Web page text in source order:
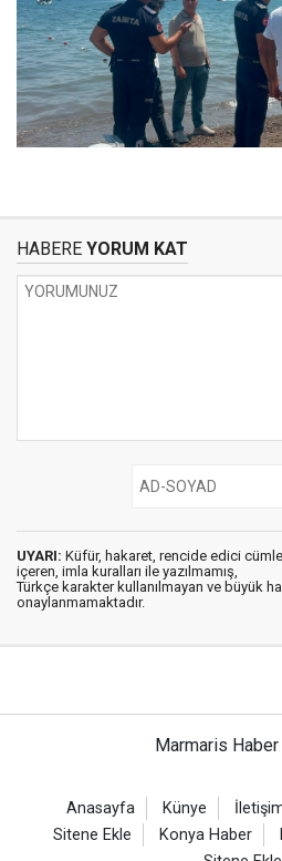
HABERE YORUM KAT
UYARI: Küfür, hakaret, rencide edici
içeren, imla kuralları ile yazılmamış,
Türkçe karakter kullanılmayan ve büyük
onaylanmamaktadır.
Marmaris
Anasayfa Künye
Sitene Ekle
Konya Haber